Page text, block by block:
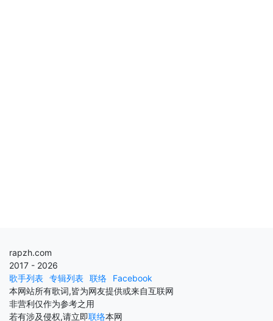
rapzh.com
2017 - 2026
歌手列表 专辑列表 联络
Facebook
本网站所有歌词,皆为网友提供或来自互联网
非营利仅作为参考之用
若有涉及侵权,请立即联络本网